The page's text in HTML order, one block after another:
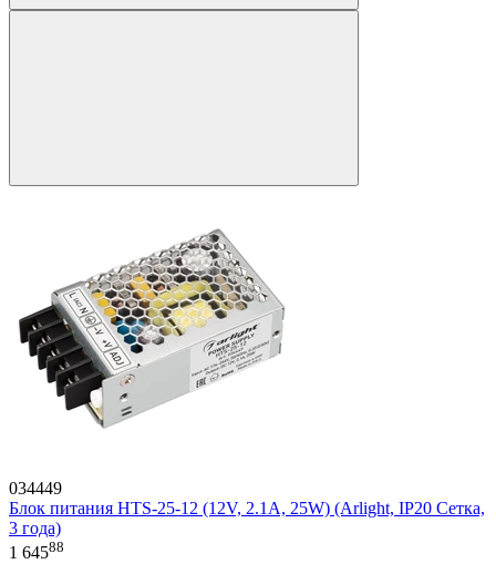
034449
Блок питания HTS-25-12 (12V, 2.1A, 25W) (Arlight, IP20 Сетка,
3 года)
1 64588